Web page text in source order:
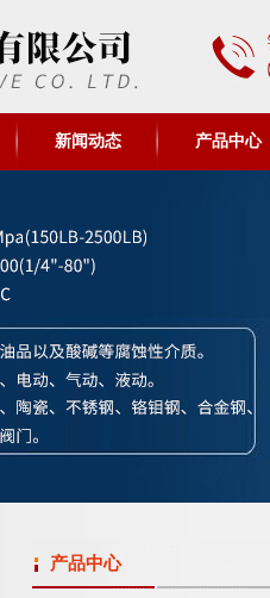
新闻动态 产品中心
产品中心